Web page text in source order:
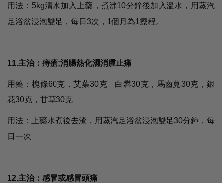
用法：5kg清水加入上藥，煮沸10分鐘後加入溫水，用蒸汽
足浴盆浸泡雙足，每日3次，1個月為1療程。
11.主治：痔瘡;消腸熱化濕消腫止痛
用藥：槐條60克，艾葉30克，白礬30克，馬齒莧30克，銀
花30克，甘草30克
用法：上藥水煮後去渣，用蒸汽足浴盆浸泡雙足30分鐘，每
日一次
12.主治：感冒或感冒頭痛